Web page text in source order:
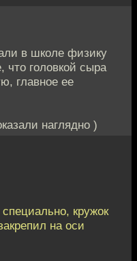
в школе физику
что головкой сыра
главное ее
наглядно )
кружок
на оси